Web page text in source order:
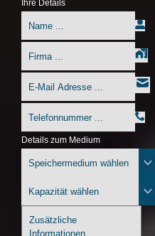
Ihre Details
Details zum Medium